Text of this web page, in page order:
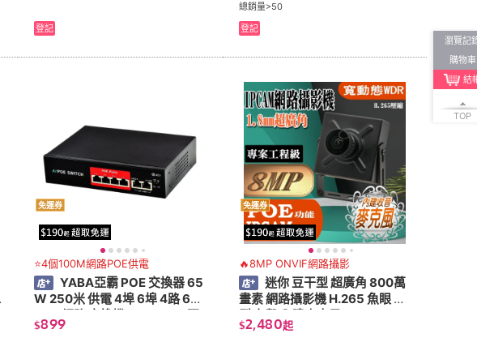
登記
總銷量>50
登記
免運券
⭐4個100M網路POE供電
YABA亞霸 POE 交換器 65
W 250米 供電 4埠 6埠 4路 6路
POE 網路 交換機 Switch 60瓦
$899
免運券
🔥8MP ONVIF網路攝影
迷你 豆干型 超廣角 800萬
畫素 網路攝影機 H.265 魚眼 微
型 有聲 內建麥克風 8MP IPCA
M ONVIF
$2,480起
瀏覽記
購物車
結
TOP